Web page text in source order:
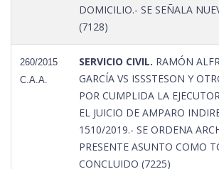
DOMICILIO.- SE SEÑALA
(7128)
260/2015
C.A.A.
SERVICIO CIVIL. RAMÓN
GARCÍA VS ISSSTESON Y
POR CUMPLIDA LA
EL JUICIO DE AMPARO
1510/2019.- SE ORDENA
PRESENTE ASUNTO COMO
CONCLUIDO (7225)